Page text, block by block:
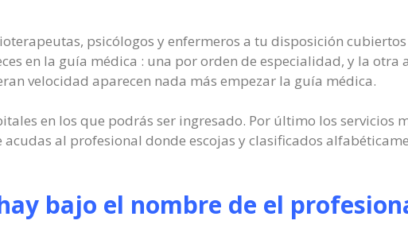
psicólogos y enfermeros a tu disposición
en la guía médica : una por orden de especialidad, y la
velocidad aparecen nada más empezar la guía médica.
en los que podrás ser ingresado. Por último los servicios
al profesional donde escojas y clasificados
bajo el nombre de el